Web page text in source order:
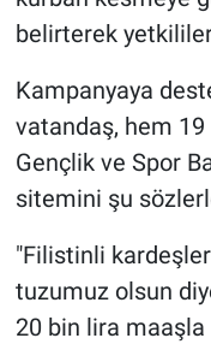
belirterek
Kampanyaya
vatandaş, hem 19
Gençlik ve Spor
sitemini şu
"Filistinli
tuzumuz olsun
20 bin lira